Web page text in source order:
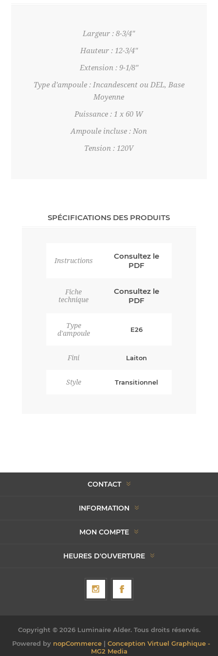
Largeur : 8-3/4"
Hauteur : 12-3/4"
Extension : 9-1/8"
Type d'ampoule : Incandescent ou DEL, Base
Moyenne
Puissance : 1 x 60 W
Ampoule incluse : Non
Tension : 120V
SPÉCIFICATIONS DES PRODUITS
Instructions
Consultez le
PDF
Fiche
technique
Consultez le
PDF
Type
d'ampoule
E26
Fini Laiton
Style Transitionnel
CONTACT
INFORMATION
MON COMPTE
HEURES D'OUVERTURE
Copyright © 2026 Luminaire Alder. Tous droits réservés.
Powered by nopCommerce| Conception Virtuel Graphique -
MG2 Media